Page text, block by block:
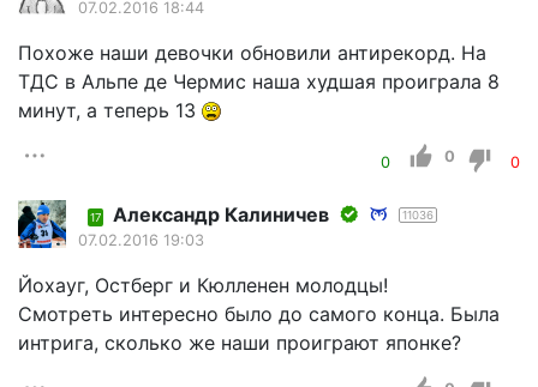
07.02.2016 18:44
Похоже наши девочки обновили антирекорд. На
ТДС в Альпе де Чермис наша худшая проиграла 8
минут, а теперь 13
0 0 0
17 Александр Калиничев 11036
07.02.2016 19:03
Йохауг, Остберг и Кюлленен молодцы!
Смотреть интересно было до самого конца. Была
интрига, сколько же наши проиграют японке?